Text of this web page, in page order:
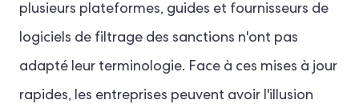
plusieurs plateformes, guides et fournisseurs de
logiciels de filtrage des sanctions n'ont pas
adapté leur terminologie. Face à ces mises à jour
rapides, les entreprises peuvent avoir l'illusion